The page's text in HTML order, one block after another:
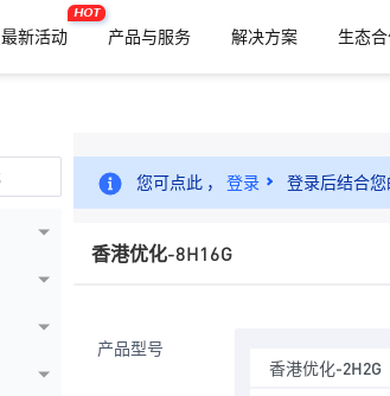
最新活动
HOT
产品与服务 解决方案 生态
您可点此 ， 登录 登录后结合
香港优化-8H16G
产品型号
香港优化-2H2G